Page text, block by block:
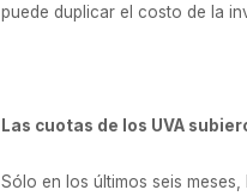
puede duplicar el costo de la
Las cuotas de los UVA
Sólo en los últimos seis